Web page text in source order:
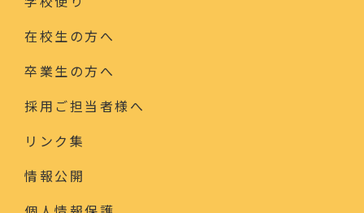
在校生の方へ
卒業生の方へ
採用ご担当者様へ
リンク集
情報公開